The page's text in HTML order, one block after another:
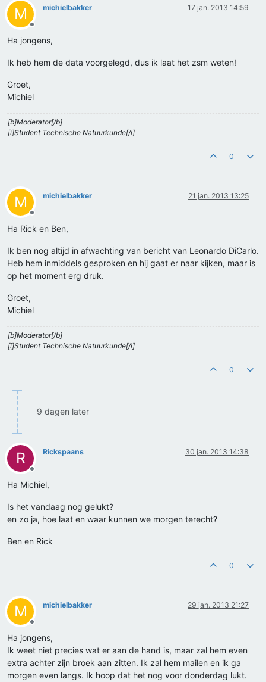
M
Offline
michielbakker 17 jan. 2013 14:59
Ha jongens,
Ik heb hem de data voorgelegd, dus ik laat het zsm weten!
Groet,
Michiel
[b]Moderator[/b]
[i]Student Technische Natuurkunde[/i]
0
M
Offline
michielbakker 21 jan. 2013 13:25
Ha Rick en Ben,
Ik ben nog altijd in afwachting van bericht van Leonardo DiCarlo.
Heb hem inmiddels gesproken en hij gaat er naar kijken, maar is
op het moment erg druk.
Groet,
Michiel
[b]Moderator[/b]
[i]Student Technische Natuurkunde[/i]
0
9 dagen later
R
Offline
Rickspaans 30 jan. 2013 14:38
Ha Michiel,
Is het vandaag nog gelukt?
en zo ja, hoe laat en waar kunnen we morgen terecht?
Ben en Rick
0
M
Offline
michielbakker 29 jan. 2013 21:27
Ha jongens,
Ik weet niet precies wat er aan de hand is, maar zal hem even
extra achter zijn broek aan zitten. Ik zal hem mailen en ik ga
morgen even langs. Ik hoop dat het nog voor donderdag lukt.